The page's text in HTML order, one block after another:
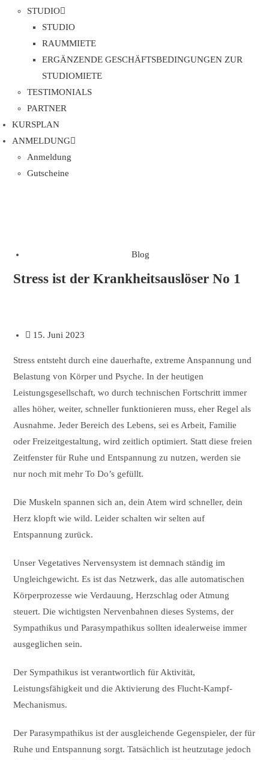
STUDIO
STUDIO
RAUMMIETE
ERGÄNZENDE GESCHÄFTSBEDINGUNGEN ZUR
STUDIOMIETE
TESTIMONIALS
PARTNER
KURSPLAN​
ANMELDUNG
Anmeldung
Gutscheine
Blog
Stress ist der Krankheitsauslöser No 1
15. Juni 2023
Stress entsteht durch eine dauerhafte, extreme Anspannung und
Belastung von Körper und Psyche. In der heutigen
Leistungsgesellschaft, wo durch technischen Fortschritt immer
alles höher, weiter, schneller funktionieren muss, eher Regel als
Ausnahme. Jeder Bereich des Lebens, sei es Arbeit, Familie
oder Freizeitgestaltung, wird zeitlich optimiert. Statt diese freien
Zeitfenster für Ruhe und Entspannung zu nutzen, werden sie
nur noch mit mehr To Do’s gefüllt.
Die Muskeln spannen sich an, dein Atem wird schneller, dein
Herz klopft wie wild. Leider schalten wir selten auf
Entspannung zurück.
Unser Vegetatives Nervensystem ist demnach ständig im
Ungleichgewicht. Es ist das Netzwerk, das alle automatischen
Körperprozesse wie Verdauung, Herzschlag oder Atmung
steuert. Die wichtigsten Nervenbahnen dieses Systems, der
Sympathikus und Parasympathikus sollten idealerweise immer
ausgeglichen sein.
Der Sympathikus ist verantwortlich für Aktivität,
Leistungsfähigkeit und die Aktivierung des Flucht-Kampf-
Mechanismus.
Der Parasympathikus ist der ausgleichende Gegenspieler, der für
Ruhe und Entspannung sorgt. Tatsächlich ist heutzutage jedoch